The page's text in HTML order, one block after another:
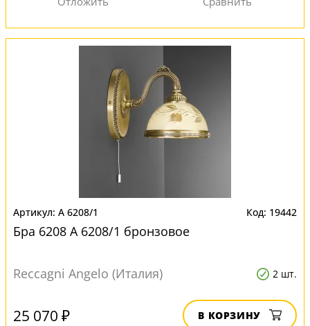
A 6208/1 19442
Бра 6208 A 6208/1 бронзовое
Reccagni Angelo (Италия) 2 шт.
25 070 ₽ В КОРЗИНУ